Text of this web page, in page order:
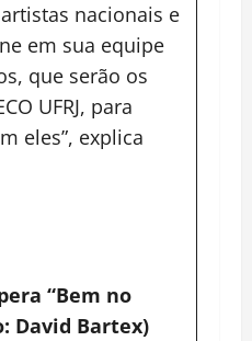
nacionais e
em sua equipe
que serão os
UFRJ, para
eles”, explica
“Bem no
David Bartex)